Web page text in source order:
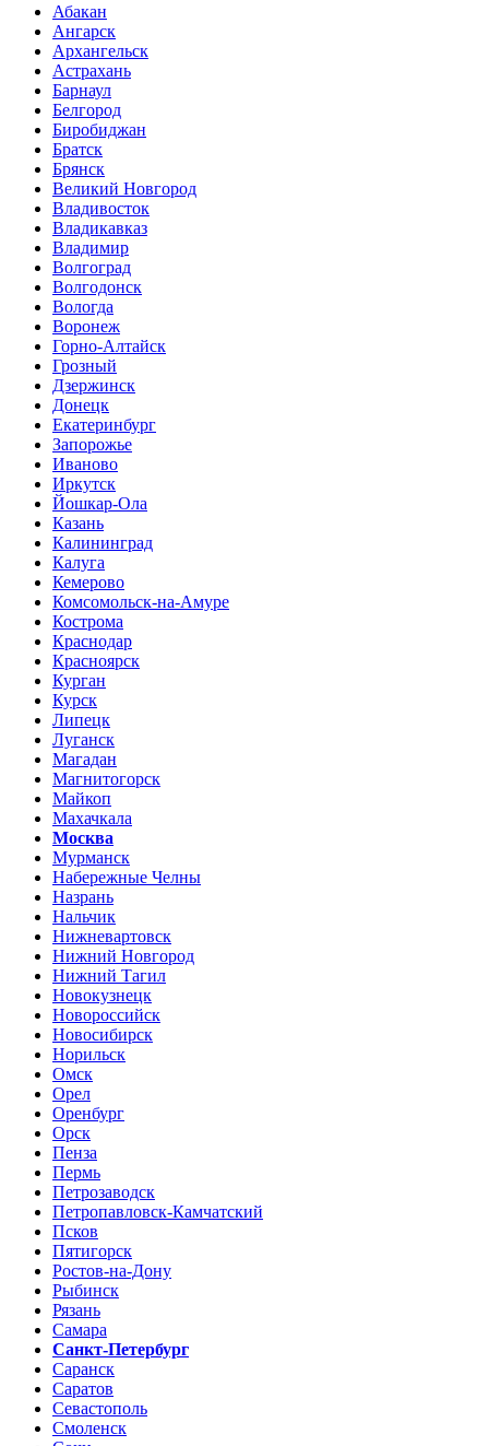
Абакан
Ангарск
Архангельск
Астрахань
Барнаул
Белгород
Биробиджан
Братск
Брянск
Великий Новгород
Владивосток
Владикавказ
Владимир
Волгоград
Волгодонск
Вологда
Воронеж
Горно-Алтайск
Грозный
Дзержинск
Донецк
Екатеринбург
Запорожье
Иваново
Иркутск
Йошкар-Ола
Казань
Калининград
Калуга
Кемерово
Комсомольск-на-Амуре
Кострома
Краснодар
Красноярск
Курган
Курск
Липецк
Луганск
Магадан
Магнитогорск
Майкоп
Махачкала
Москва
Мурманск
Набережные Челны
Назрань
Нальчик
Нижневартовск
Нижний Новгород
Нижний Тагил
Новокузнецк
Новороссийск
Новосибирск
Норильск
Омск
Орел
Оренбург
Орск
Пенза
Пермь
Петрозаводск
Петропавловск-Камчатский
Псков
Пятигорск
Ростов-на-Дону
Рыбинск
Рязань
Самара
Санкт-Петербург
Саранск
Саратов
Севастополь
Смоленск